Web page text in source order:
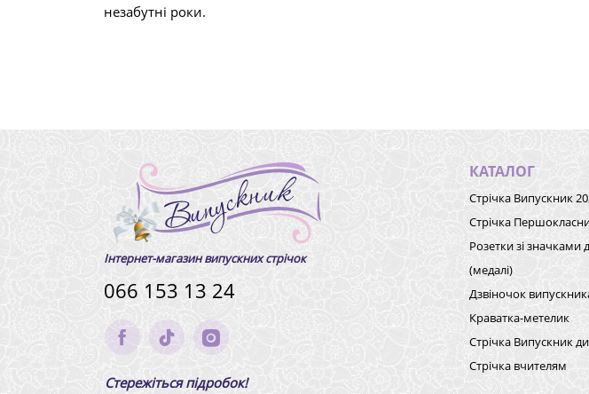
незабутні роки.
Інтернет-магазин випускних стрічок
066 153 13 24
Стережіться підробок!
КАТАЛОГ
Стрічка Випускник
Стрічка
Розетки зі значками
(медалі)
Дзвіночок
Краватка-метелик
Стрічка Випускник
Стрічка вчителям